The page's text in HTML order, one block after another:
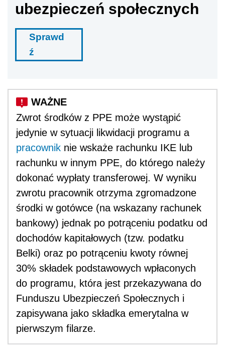
ubezpieczeń społecznych
Sprawd
ź
Zwrot środków z PPE może wystąpić
jedynie w sytuacji likwidacji programu a
pracownik nie wskaże rachunku IKE lub
rachunku w innym PPE, do którego należy
dokonać wypłaty transferowej. W wyniku
zwrotu pracownik otrzyma zgromadzone
środki w gotówce (na wskazany rachunek
bankowy) jednak po potrąceniu podatku od
dochodów kapitałowych (tzw. podatku
Belki) oraz po potrąceniu kwoty równej
30% składek podstawowych wpłaconych
do programu, która jest przekazywana do
Funduszu Ubezpieczeń Społecznych i
zapisywana jako składka emerytalna w
pierwszym filarze.